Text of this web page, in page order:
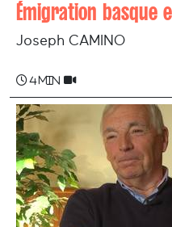
Émigration basque
Joseph CAMINO
4 min